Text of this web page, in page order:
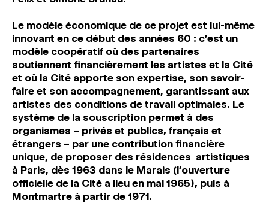
Le modèle économique de ce projet est lui-même
innovant en ce début des années 60 : c’est un
modèle coopératif où des partenaires
soutiennent financièrement les artistes et la Cité
et où la Cité apporte son expertise, son savoir-
faire et son accompagnement, garantissant aux
artistes des conditions de travail optimales. Le
système de la souscription permet à des
organismes – privés et publics, français et
étrangers – par une contribution financière
unique, de proposer des résidences artistiques
à Paris, dès 1963 dans le Marais (l’ouverture
officielle de la Cité a lieu en mai 1965), puis à
Montmartre à partir de 1971.